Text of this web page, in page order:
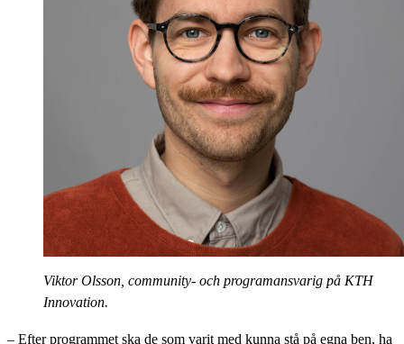
Viktor Olsson, community- och programansvarig på KTH
Innovation.
– Efter programmet ska de som varit med kunna stå på egna ben, ha